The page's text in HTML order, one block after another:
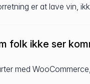
er at lave vin,
folk ikke ser
med